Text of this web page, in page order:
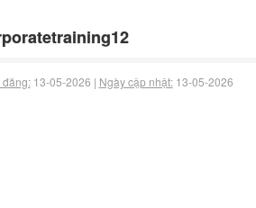
đăng:13-05-2026 | Ngày cập nhật:13-05-2026